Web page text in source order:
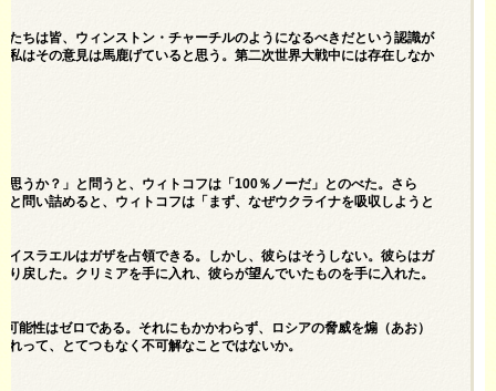
ちは皆、ウィンストン・チャーチルのようになるべきだという認識が
はその意見は馬鹿げていると思う。第二次世界大戦中には存在しなか
うか？」と問うと、ウィトコフは「100％ノーだ」とのべた。さら
問い詰めると、ウィトコフは「まず、なぜウクライナを吸収しようと
スラエルはガザを占領できる。しかし、彼らはそうしない。彼らはガ
戻した。クリミアを手に入れ、彼らが望んでいたものを手に入れた。
能性はゼロである。それにもかかわらず、ロシアの脅威を煽（あお）
って、とてつもなく不可解なことではないか。